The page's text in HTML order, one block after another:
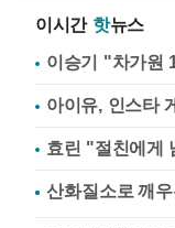
이시간 핫뉴스
이승기 "차가원
아이유, 인스타
효린 "절친에게